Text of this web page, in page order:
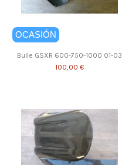
OCASIÓN
Bulle GSXR 600-750-1000 01-03
100,00 €